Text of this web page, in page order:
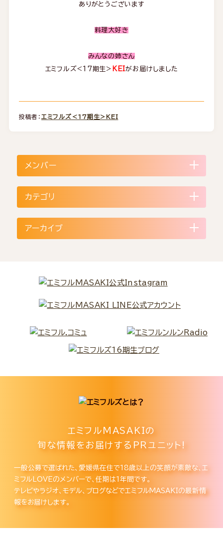
ありがとうございます
料理大好き
みんなの姉さん
エミフルズ<17期生> KEIがお届けしました
投稿者： エミフルズ＜17期生＞KEI
メンバー
カテゴリ
アーカイブ
エミフルMASAKIの
旬な情報をお届けするPRユニット!
一般公募で選ばれた、愛媛県在住で18歳以上の笑顔が素敵な、エ
ミフルLOVEのメンバーで、任期は1年間です。
テレビやラジオ、モデル、ブログなどでエミフルMASAKIの最新情
報をお届けします。